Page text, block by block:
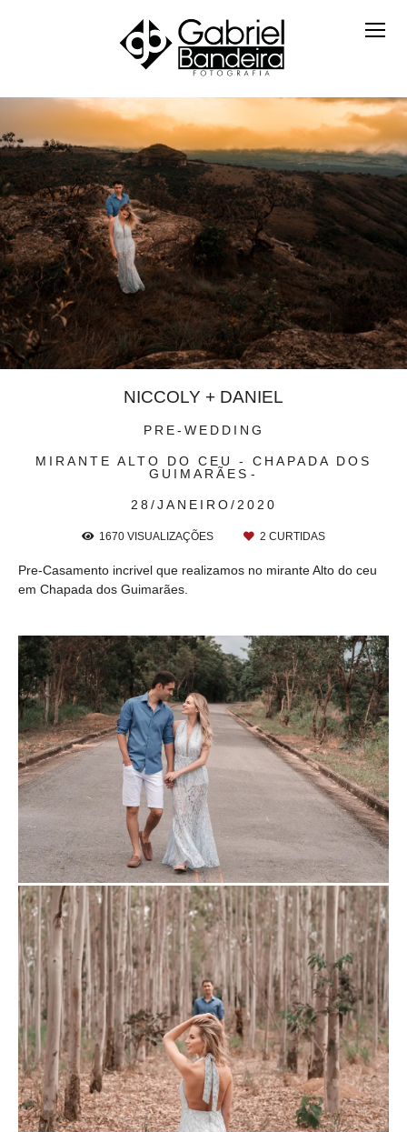
PRE-WEDDING
MIRANTE ALTO DO CEU - CHAPADA DOS
GUIMARÃES
28/JANEIRO/2020
NICCOLY + DANIEL
1670 VISUALIZAÇÕES 2 CURTIDAS
Pre-Casamento incrivel que realizamos no mirante Alto do ceu
em Chapada dos Guimarães.